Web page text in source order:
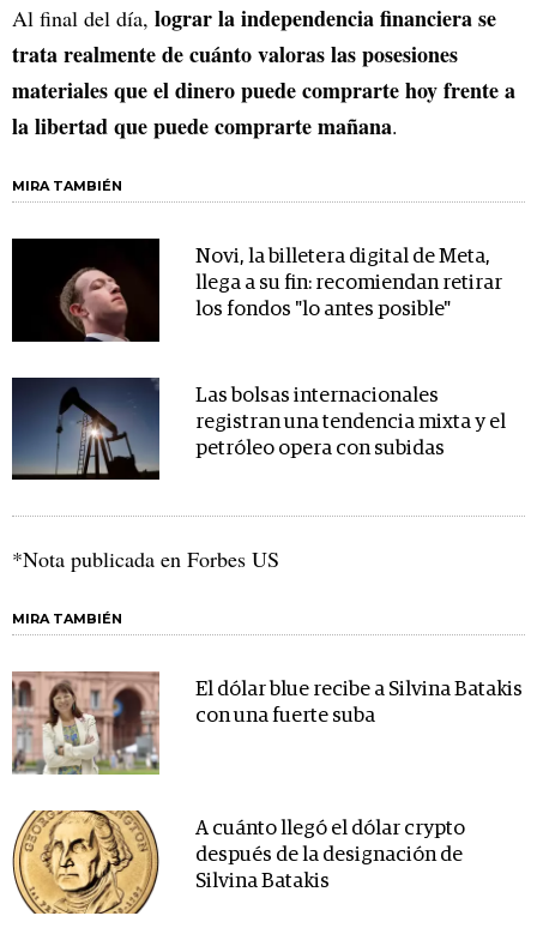
Al final del día, lograr la independencia financiera se
trata realmente de cuánto valoras las posesiones
materiales que el dinero puede comprarte hoy frente a
la libertad que puede comprarte mañana.
MIRA TAMBIÉN
Novi, la billetera digital de Meta,
llega a su fin: recomiendan retirar
los fondos "lo antes posible"
Las bolsas internacionales
registran una tendencia mixta y el
petróleo opera con subidas
*Nota publicada en Forbes US
MIRA TAMBIÉN
El dólar blue recibe a Silvina Batakis
con una fuerte suba
A cuánto llegó el dólar crypto
después de la designación de
Silvina Batakis